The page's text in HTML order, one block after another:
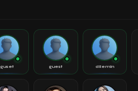
guset guest dilemin